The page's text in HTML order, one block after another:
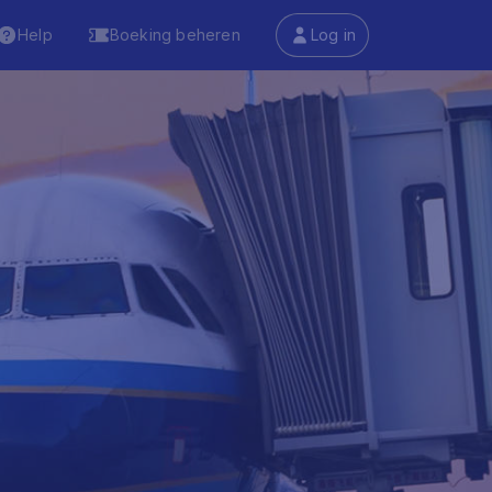
Help Boeking beheren Log in